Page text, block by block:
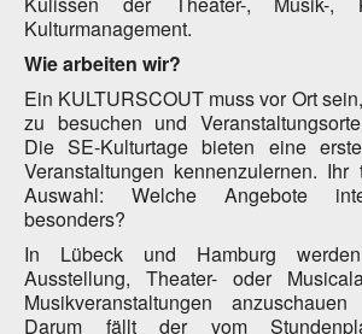
Kulturmanagement.
Wie arbeiten wir?
Ein KULTURSCOUT muss vor Ort
zu besuchen und
Die SE-Kulturtage bieten eine
Veranstaltungen kennenzulernen.
Auswahl: Welche Angebote
besonders?
In Lübeck und Hamburg
Ausstellung, Theater- oder
Musikveranstaltungen
Darum fällt der vom